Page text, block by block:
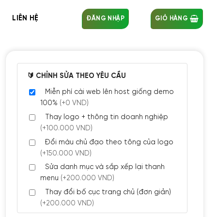
LIÊN HỆ ĐĂNG NHẬP GIỎ HÀNG
🔰 CHỈNH SỬA THEO YÊU CẦU
Miễn phí cài web lên host giống demo
100% (+0 VND)
Thay logo + thông tin doanh nghiệp
(+100.000 VND)
Đổi màu chủ đạo theo tông của logo
(+150.000 VND)
Sửa danh mục và sắp xếp lại thanh
menu (+200.000 VND)
Thay đổi bố cục trang chủ (đơn giản)
(+200.000 VND)